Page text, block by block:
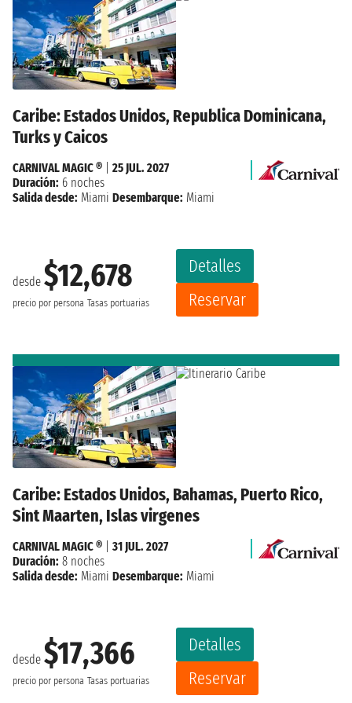
Caribe: Estados Unidos, Republica Dominicana,
Turks y Caicos
desde $12,678
precio por persona Tasas portuarias
Detalles
Reservar
CARNIVAL MAGIC ®
25 JUL. 2027
Duración: 6 noches
Salida desde: Miami Desembarque: Miami
Caribe: Estados Unidos, Bahamas, Puerto Rico,
Sint Maarten, Islas virgenes
desde $17,366
precio por persona Tasas portuarias
Detalles
Reservar
CARNIVAL MAGIC ®
31 JUL. 2027
Duración: 8 noches
Salida desde: Miami Desembarque: Miami